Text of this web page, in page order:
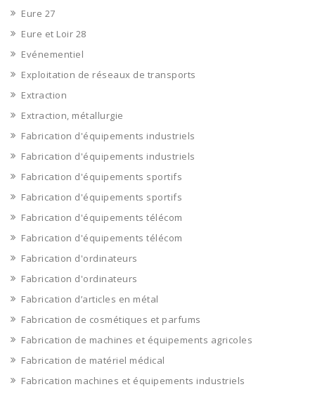
Eure 27
Eure et Loir 28
Evénementiel
Exploitation de réseaux de transports
Extraction
Extraction, métallurgie
Fabrication d'équipements industriels
Fabrication d'équipements industriels
Fabrication d'équipements sportifs
Fabrication d'équipements sportifs
Fabrication d'équipements télécom
Fabrication d'équipements télécom
Fabrication d'ordinateurs
Fabrication d'ordinateurs
Fabrication d’articles en métal
Fabrication de cosmétiques et parfums
Fabrication de machines et équipements agricoles
Fabrication de matériel médical
Fabrication machines et équipements industriels